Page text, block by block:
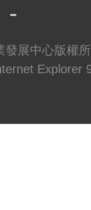
發展中心版權
Explorer